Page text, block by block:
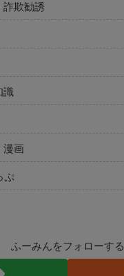
詐欺勧誘
識
漫画
ぷ
ふーみんをフォローする